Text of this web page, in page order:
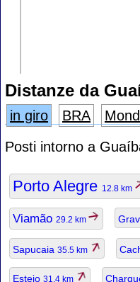
Distanze da
in giro BRA
Posti intorno a
Porto Alegre 12.8 km
Viamão 29.2 km
Sapucaia 35.5 km
Esteio 31.4 km